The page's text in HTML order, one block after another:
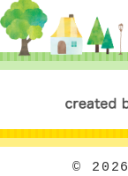
© 2026